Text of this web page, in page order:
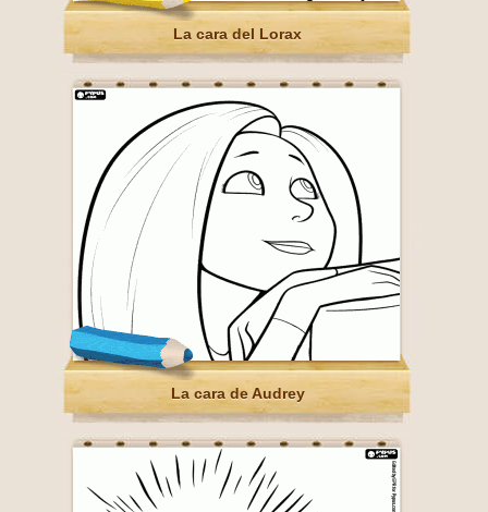
La cara del Lorax
La cara de Audrey